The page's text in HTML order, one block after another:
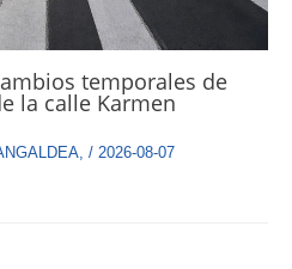
temporales de
la calle Karmen
/ 2026-08-07